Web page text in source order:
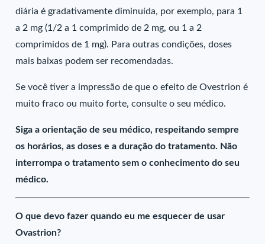
diária é gradativamente diminuída, por exemplo, para 1
a 2 mg (1/2 a 1 comprimido de 2 mg, ou 1 a 2
comprimidos de 1 mg). Para outras condições, doses
mais baixas podem ser recomendadas.
Se você tiver a impressão de que o efeito de Ovestrion é
muito fraco ou muito forte, consulte o seu médico.
Siga a orientação de seu médico, respeitando sempre
os horários, as doses e a duração do tratamento. Não
interrompa o tratamento sem o conhecimento do seu
médico.
O que devo fazer quando eu me esquecer de usar
Ovastrion?